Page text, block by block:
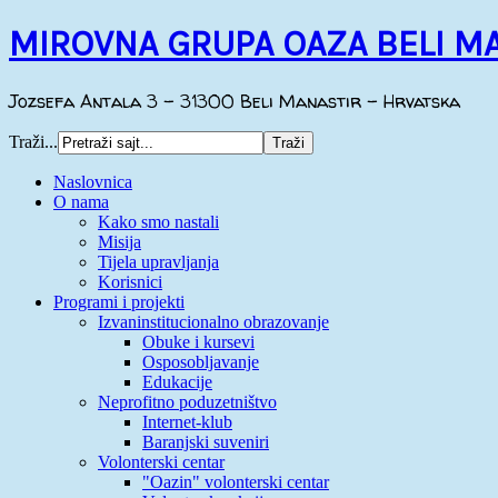
MIROVNA GRUPA OAZA BELI
Jozsefa Antala 3 - 31300 Beli Manastir - Hrvatska
Traži...
Naslovnica
O nama
Kako smo nastali
Misija
Tijela upravljanja
Korisnici
Programi i projekti
Izvaninstitucionalno obrazovanje
Obuke i kursevi
Osposobljavanje
Edukacije
Neprofitno poduzetništvo
Internet-klub
Baranjski suveniri
Volonterski centar
"Oazin" volonterski centar